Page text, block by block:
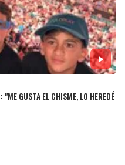
GUSTA EL CHISME, LO HEREDÉ